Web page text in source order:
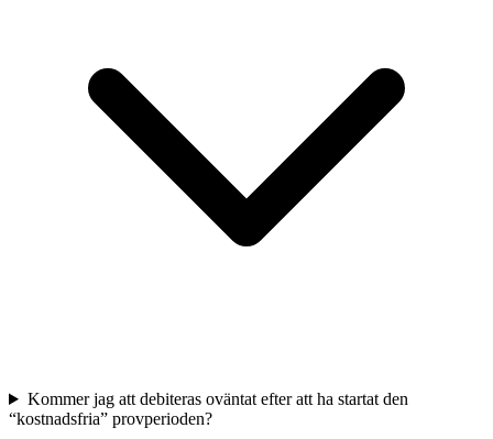
Kommer jag att debiteras oväntat efter att ha startat den
“kostnadsfria” provperioden?